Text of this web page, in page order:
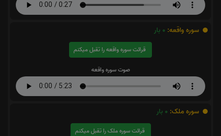
سوره واقعه: 0 بار
قرائت سوره واقعه را تقبل میکنم
صوت سوره واقعه
سوره ملک: 0 بار
قرائت سوره ملک را تقبل میکنم